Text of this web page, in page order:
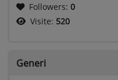
Followers: 0
Visite: 520
Generi